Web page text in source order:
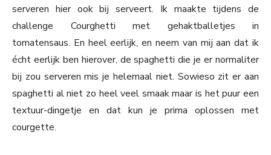
serveren hier ook bij serveert. Ik maakte tijdens de
challenge Courghetti met gehaktballetjes in
tomatensaus. En heel eerlijk, en neem van mij aan dat ik
écht eerlijk ben hierover, de spaghetti die je er normaliter
bij zou serveren mis je helemaal niet. Sowieso zit er aan
spaghetti al niet zo heel veel smaak maar is het puur een
textuur-dingetje en dat kun je prima oplossen met
courgette.